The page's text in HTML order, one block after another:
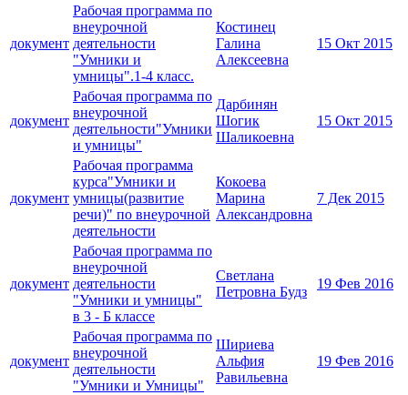
документ
Рабочая программа по
внеурочной
деятельности
"Умники и
умницы".1-4 класс.
Костинец
Галина
Алексеевна
15 Окт 2015
документ
Рабочая программа по
внеурочной
деятельности"Умники
и умницы"
Дарбинян
Шогик
Шаликоевна
15 Окт 2015
документ
Рабочая программа
курса"Умники и
умницы(развитие
речи)" по внеурочной
деятельности
Кокоева
Марина
Александровна
7 Дек 2015
документ
Рабочая программа по
внеурочной
деятельности
"Умники и умницы"
в 3 - Б классе
Светлана
Петровна Будз
19 Фев 2016
документ
Рабочая программа по
внеурочной
деятельности
"Умники и Умницы"
Шириева
Альфия
Равильевна
19 Фев 2016